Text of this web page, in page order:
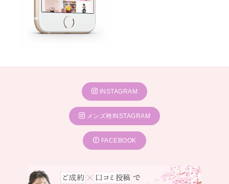
気になる袴を見つけたらお気軽にご予約ください！
---北海道---
キモノハーツ 札幌 / kimono hearts Sapporo
---関東---
キモノハーツ 東京 / 池袋
キモノハーツ 東京 / 渋谷
キモノハーツ 東京 / 立川
キモノハーツ 東京 / 町田
INSTAGRAM
メンズ袴INSTAGRAM
FACEBOOK